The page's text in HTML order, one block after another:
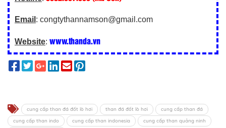
Email : congtythannamson@gmail.com
Website: www.thanda.vn
cung cấp than đá đốt lò hơi than đá đốt lò hơi
cung cấp than đá
cung cấp than indo
cung cấp than indonesia
cung cấp than quảng ninh